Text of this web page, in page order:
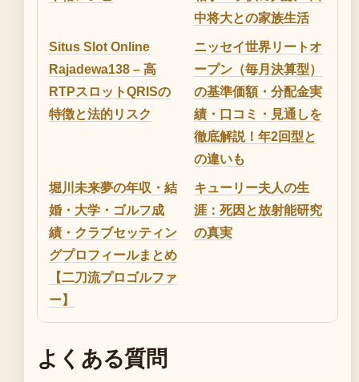
中将大との家族生活
Situs Slot Online
Rajadewa138 – 高
RTPスロットQRISの
特徴と法的リスク
ニッセイ世界リートオ
ープン（毎月決算型）
の基準価額・分配金実
績・口コミ・見通しを
徹底解説！年2回型と
の違いも
堀川未来夢の年収・結
婚・大学・ゴルフ成
績・クラブセッティン
グプロフィールまとめ
【二刀流プロゴルファ
ー】
キューリー夫人の生
涯：死因と放射能研究
の真実
よくある質問